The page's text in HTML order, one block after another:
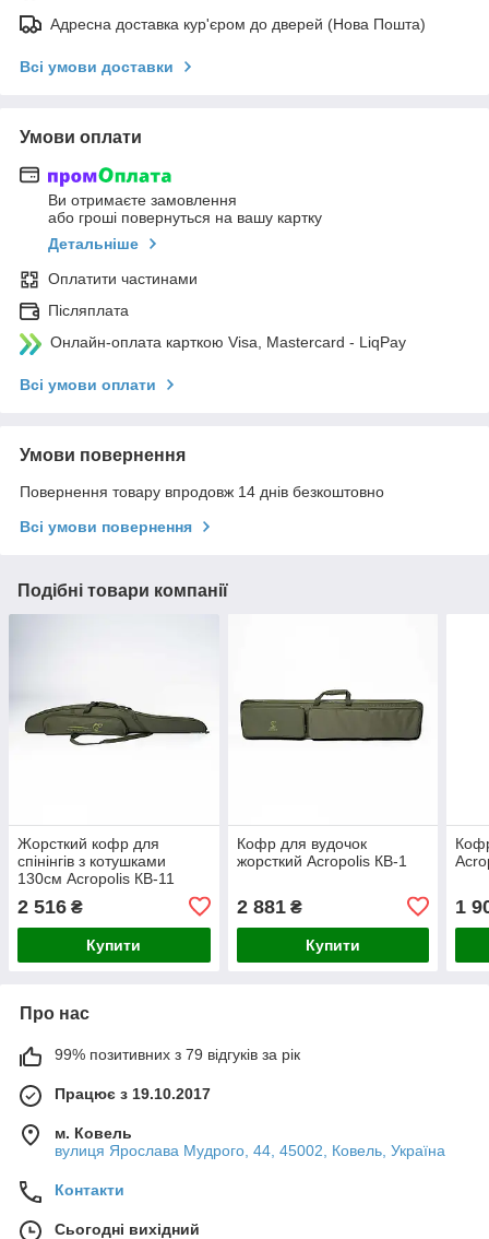
Адресна доставка кур'єром до дверей (Нова Пошта)
Всі умови доставки
Умови оплати
Ви отримаєте замовлення
або гроші повернуться на вашу картку
Детальніше
Оплатити частинами
Післяплата
Онлайн-оплата карткою Visa, Mastercard - LiqPay
Всі умови оплати
Умови повернення
Повернення товару впродовж 14 днів безкоштовно
Всі умови повернення
Подібні товари компанії
Жорсткий кофр для
спінінгів з котушками
130см Acropolis КВ-11
2 516 ₴
Купити
Кофр для вудочок
жорсткий Acropolis КВ-1
2 881₴
Купити
1
Про нас
99% позитивних з 79 відгуків за рік
Працює з 19.10.2017
м. Ковель
вулиця Ярослава Мудрого, 44, 45002, Ковель, Україна
Контакти
Сьогодні вихідний